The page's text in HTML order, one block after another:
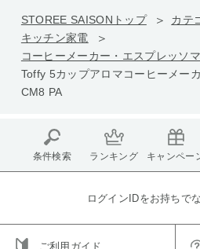
STOREE SAISONトップ カテ
キッチン家電
コーヒーメーカー・エスプレッソ
Toffy 5カップアロマコーヒーメー
CM8 PA
条件検索 ランキング キャンペー
ログインIDをお持ちで
ご利用ガイド